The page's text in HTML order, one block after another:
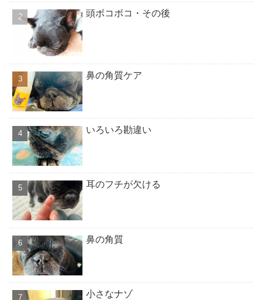
頭ボコボコ・その後
鼻の角質ケア
いろいろ勘違い
耳のフチが欠ける
鼻の角質
小さなナゾ